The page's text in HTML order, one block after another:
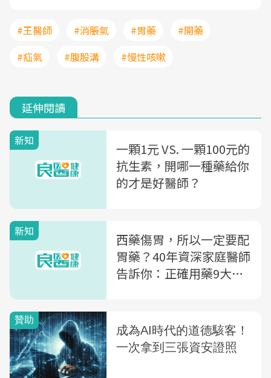
#王醫師 #消脹氣 #胃藥
#開藥
#疝氣
#腹股溝 #慢性咳嗽
延伸閱讀
新知
一顆1元 VS. 一顆100元的
抗生素，開哪一種藥給你
的才是好醫師？
新知
西藥傷胃，所以一定要配
胃藥？40年資深家庭醫師
告訴你：正確用藥9大觀